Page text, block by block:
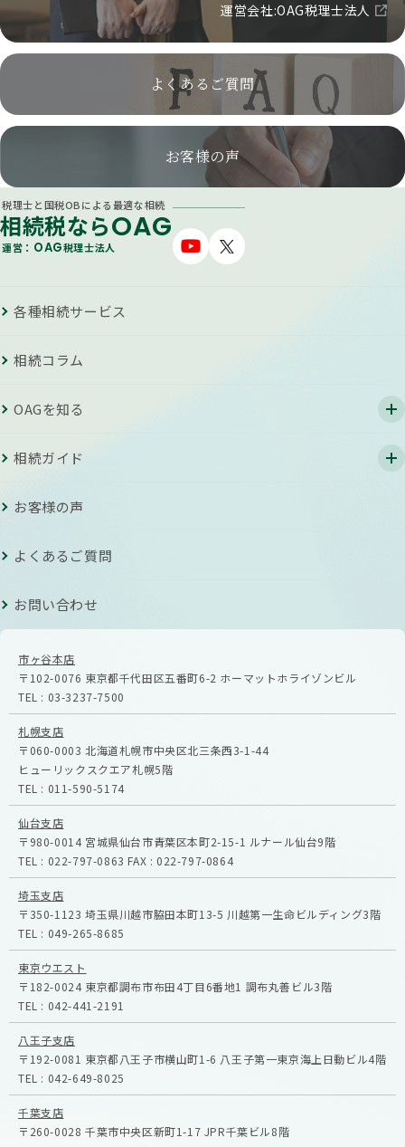
運営会社:OAG税理士法人
よくあるご質問
お客様の声
税理士と国税OBによる最適な相続
相続税ならOAG
運営： OAG税理士法人
各種相続サービス
相続コラム
お客様の声
よくあるご質問
お問い合わせ
OAGを知る
相続ガイド
市ヶ谷本店
〒102-0076 東京都千代田区五番町6-2 ホーマットホライゾンビル
TEL : 03-3237-7500
札幌支店
〒060-0003 北海道札幌市中央区北三条西3-1-44
ヒューリックスクエア札幌5階
TEL : 011-590-5174
仙台支店
〒980-0014 宮城県仙台市青葉区本町2-15-1 ルナール仙台9階
TEL : 022-797-0863 FAX : 022-797-0864
埼玉支店
〒350-1123 埼玉県川越市脇田本町13-5 川越第一生命ビルディング3階
TEL : 049-265-8685
東京ウエスト
〒182-0024 東京都調布市布田4丁目6番地1 調布丸善ビル3階
TEL : 042-441-2191
八王子支店
〒192-0081 東京都八王子市横山町1-6 八王子第一東京海上日動ビル4階
TEL : 042-649-8025
千葉支店
〒260-0028 千葉市中央区新町1-17 JPR千葉ビル8階